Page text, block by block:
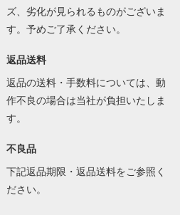
ズ、劣化が見られるものがございま
す。予めご了承ください。
返品送料
返品の送料・手数料については、動
作不良の場合は当社が負担いたしま
す。
不良品
下記返品期限・返品送料をご参照く
ださい。